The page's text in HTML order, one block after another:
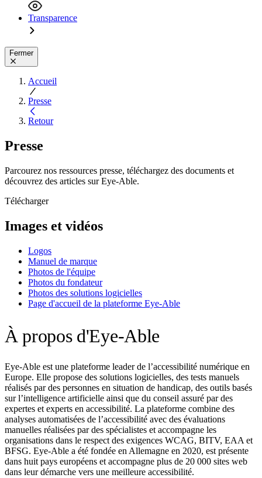
Transparence
Fermer
Accueil
Presse
Retour
Presse
Parcourez nos ressources presse, téléchargez des documents et
découvrez des articles sur Eye-Able.
Télécharger
Images et vidéos
Logos
Manuel de marque
Photos de l'équipe
Photos du fondateur
Photos des solutions logicielles
Page d'accueil de la plateforme Eye-Able
À propos d'Eye-Able
Eye-Able est une plateforme leader de l’accessibilité numérique en
Europe. Elle propose des solutions logicielles, des tests manuels
réalisés par des personnes en situation de handicap, des outils basés
sur l’intelligence artificielle ainsi que du conseil assuré par des
expertes et experts en accessibilité. La plateforme combine des
analyses automatisées de l’accessibilité avec des évaluations
manuelles réalisées par des spécialistes et accompagne les
organisations dans le respect des exigences WCAG, BITV, EAA et
BFSG. Eye-Able a été fondée en Allemagne en 2020, est présente
dans huit pays européens et accompagne plus de 20 000 sites web
dans leur démarche vers une meilleure accessibilité.